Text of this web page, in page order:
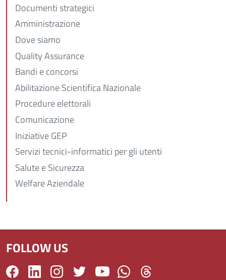
Documenti strategici
Amministrazione
Dove siamo
Quality Assurance
Bandi e concorsi
Abilitazione Scientifica Nazionale
Procedure elettorali
Comunicazione
Iniziative GEP
Servizi tecnici-informatici per gli utenti
Salute e Sicurezza
Welfare Aziendale
FOLLOW US